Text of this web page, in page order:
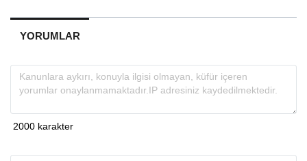
YORUMLAR